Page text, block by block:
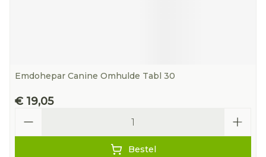
Emdohepar Canine Omhulde Tabl 30
€ 19,05
Bestel